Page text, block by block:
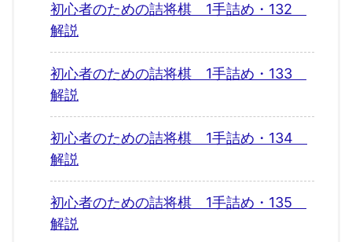
初心者のための詰将棋 1手詰め・132
解説
初心者のための詰将棋 1手詰め・133
解説
初心者のための詰将棋 1手詰め・134
解説
初心者のための詰将棋 1手詰め・135
解説